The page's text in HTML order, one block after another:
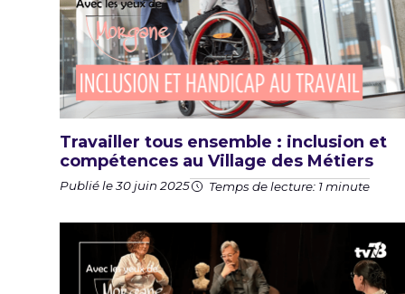
Travailler tous ensemble : inclusion et
compétences au Village des Métiers
Publié le 30 juin 2025 Temps de lecture: 1 minute